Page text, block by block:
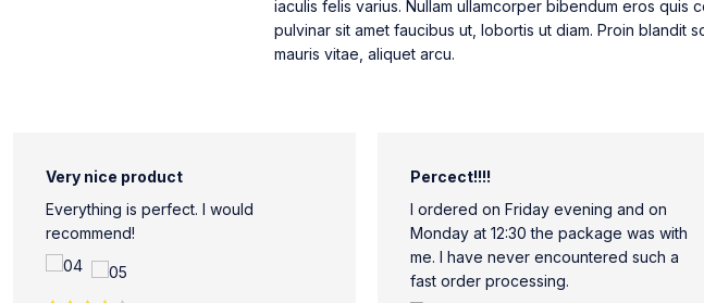
iaculis felis varius. Nullam ullamcorper bibendum eros quis
pulvinar sit amet faucibus ut, lobortis ut diam. Proin blandit
mauris vitae, aliquet arcu.
Very nice product
Everything is perfect. I would
recommend!
Percect!!!!
I ordered on Friday evening and on
Monday at 12:30 the package was with
me. I have never encountered such a
fast order processing.